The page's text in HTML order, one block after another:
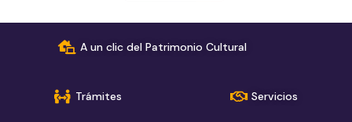
A un clic del Patrimonio Cultural
Trámites Servicios